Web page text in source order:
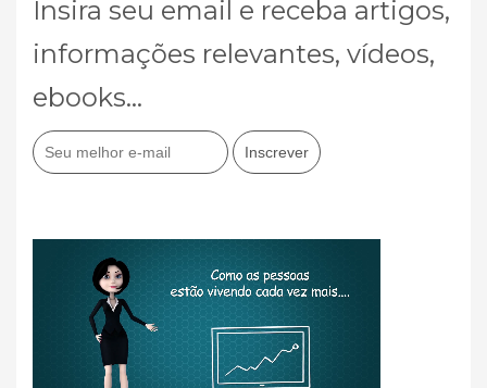
Insira seu email e receba artigos,
informações relevantes, vídeos,
ebooks...